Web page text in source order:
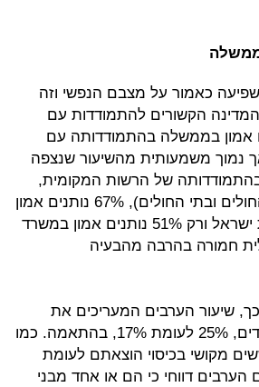
כאמור על מצבם הנפשי וזה
הקשורים להתמודדות עם
הסקר עולה כי רק 47% נותנים אמון בממשלה בהתמודדותה עם
בדומה לשיעור שנצפה ביולי (47%) אך נמוך משמעותית מהשיעור שנצפה
72% נותנים אמון בהתמודדותה של הרשות המקומית,
78% נותנים אמון במערכת הבריאות (קופות החולים ובתי החולים), 67% נותנים אמון
המשרד הבריאות, 66% נותנים אמון במשטרת ישראל ורק 51% נותנים אמון במשרד
חמורה בהרבה מהבעיה
כך, שיעור הערבים המעריכים את
מצבם הנפשי באופן שלילי, גבוה מזה של היהודים, 25% לעומת 17%, בהתאמה. כמו
מקושי בכיסוי הוצאתם לעומת
כאשר 25% מהנשאלים הערבים דווחי כי הם או אחד מבני